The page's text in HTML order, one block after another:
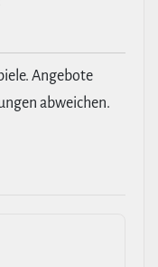
Angebote
abweichen.